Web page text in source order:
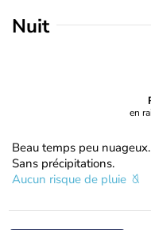
Nuit
en
Beau temps peu nuageux.
Sans précipitations.
Aucun risque de pluie